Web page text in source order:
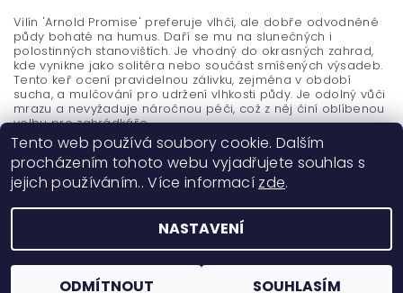
Vilín 'Arnold Promise' preferuje vlhčí, ale dobře odvodněné
půdy bohaté na humus. Daří se mu na slunečných i
polostinných stanovištích. Je vhodný do okrasných zahrad,
kde vynikne jako solitéra nebo součást smíšených výsadeb.
Tento keř ocení pravidelnou zálivku, zejména v období
sucha, a mulčování pro udržení vlhkosti půdy. Je odolný vůči
mrazu a nevyžaduje náročnou péči, což z něj činí oblíbenou
volbu pro zahrádkáře.
2026 ©Okrasné dřeviny Ing. Milan Žižka, všechna práva vyhrazena
Vytvořil Shoptet
Tento web používá soubory cookie. Dalším
procházením tohoto webu vyjadřujete souhlas s
jejich používáním.. Více informací zde.
NASTAVENÍ
ODMÍTNOUT SOUHLASÍM